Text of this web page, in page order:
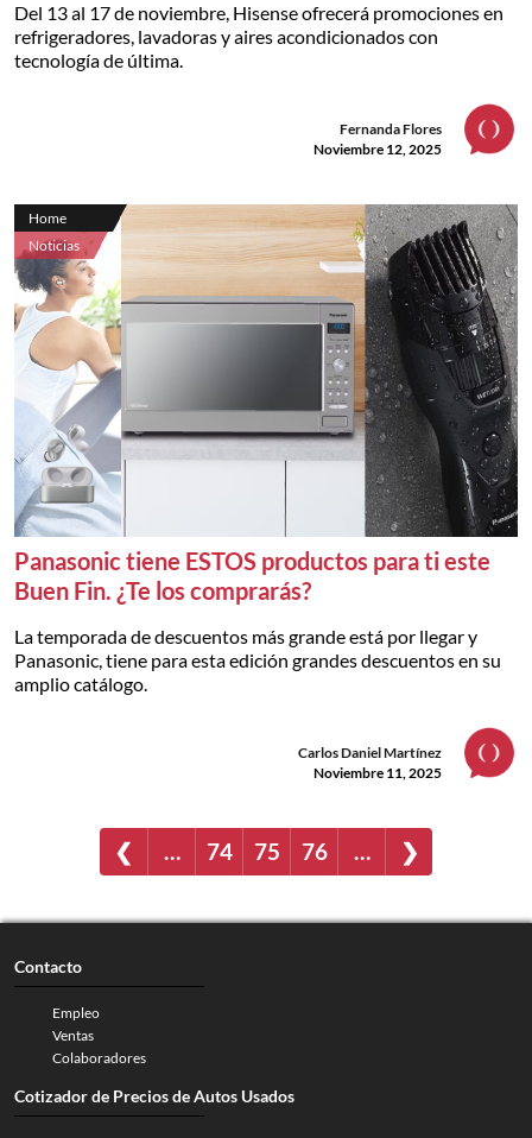
Del 13 al 17 de noviembre, Hisense ofrecerá promociones en
refrigeradores, lavadoras y aires acondicionados con
tecnología de última.
Fernanda Flores
Noviembre 12, 2025
Home
Noticias
Panasonic tiene ESTOS productos para ti este
Buen Fin. ¿Te los comprarás?
La temporada de descuentos más grande está por llegar y
Panasonic, tiene para esta edición grandes descuentos en su
amplio catálogo.
Carlos Daniel Martínez
Noviembre 11, 2025
❮ … 74 75 76 … ❯
Contacto
Empleo
Ventas
Colaboradores
Cotizador de Precios de Autos Usados